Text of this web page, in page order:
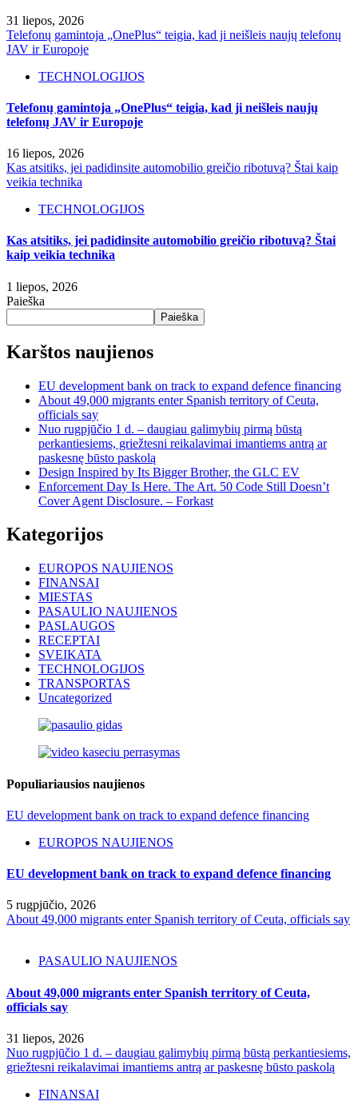
31 liepos, 2026
Telefonų gamintoja „OnePlus“ teigia, kad ji neišleis naujų telefonų
JAV ir Europoje
TECHNOLOGIJOS
Telefonų gamintoja „OnePlus“ teigia, kad ji neišleis naujų
telefonų JAV ir Europoje
16 liepos, 2026
Kas atsitiks, jei padidinsite automobilio greičio ribotuvą? Štai kaip
veikia technika
TECHNOLOGIJOS
Kas atsitiks, jei padidinsite automobilio greičio ribotuvą? Štai
kaip veikia technika
1 liepos, 2026
Paieška
Paieška
Karštos naujienos
EU development bank on track to expand defence financing
About 49,000 migrants enter Spanish territory of Ceuta,
officials say
Nuo rugpjūčio 1 d. – daugiau galimybių pirmą būstą
perkantiesiems, griežtesni reikalavimai imantiems antrą ar
paskesnę būsto paskolą
Design Inspired by Its Bigger Brother, the GLC EV
Enforcement Day Is Here. The Art. 50 Code Still Doesn’t
Cover Agent Disclosure. – Forkast
Kategorijos
EUROPOS NAUJIENOS
FINANSAI
MIESTAS
PASAULIO NAUJIENOS
PASLAUGOS
RECEPTAI
SVEIKATA
TECHNOLOGIJOS
TRANSPORTAS
Uncategorized
Populiariausios naujienos
EU development bank on track to expand defence financing
EUROPOS NAUJIENOS
EU development bank on track to expand defence financing
5 rugpjūčio, 2026
About 49,000 migrants enter Spanish territory of Ceuta, officials say
PASAULIO NAUJIENOS
About 49,000 migrants enter Spanish territory of Ceuta,
officials say
31 liepos, 2026
Nuo rugpjūčio 1 d. – daugiau galimybių pirmą būstą perkantiesiems,
griežtesni reikalavimai imantiems antrą ar paskesnę būsto paskolą
FINANSAI